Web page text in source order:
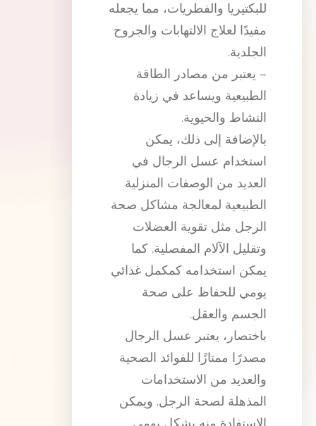
للبكتيريا والفطريات، مما يجعله
مفيدًا لعلاج الالتهابات والجروح
الجلدية.
– يعتبر من مصادر الطاقة
الطبيعية ويساعد في زيادة
النشاط والحيوية.
بالإضافة إلى ذلك، يمكن
استخدام عسل الرجال في
العديد من الوصفات المنزلية
الطبيعية لمعالجة مشاكل صحة
الرجل مثل تقوية العضلات
وتقليل الآلام المفصلية. كما
يمكن استخدامه كمكمل غذائي
يومي للحفاظ على صحة
الجسم والعقل.
باختصار، يعتبر عسل الرجال
مصدرًا ممتازًا للفوائد الصحية
والعديد من الاستخدامات
المذهلة لصحة الرجل. ويمكن